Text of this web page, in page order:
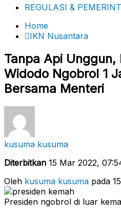
REGULASI &
Home
IKN Nusantara
Tanpa Api Unggun,
Widodo Ngobrol 1
Bersama Menteri
kusuma kusuma
Diterbitkan 15 Mar 2022,
Oleh kusuma kusuma pada
Presiden ngobrol di luar